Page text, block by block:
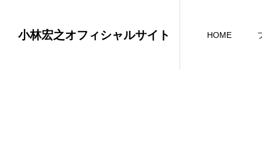
小林宏之オフィシャルサイト HOME